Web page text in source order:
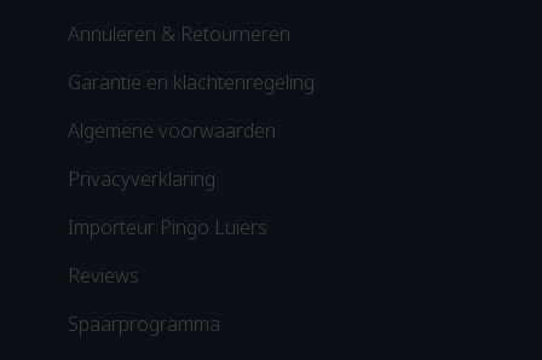
Annuleren & Retourneren
Garantie en klachtenregeling
Algemene voorwaarden
Privacyverklaring
Importeur Pingo Luiers
Reviews
Spaarprogramma